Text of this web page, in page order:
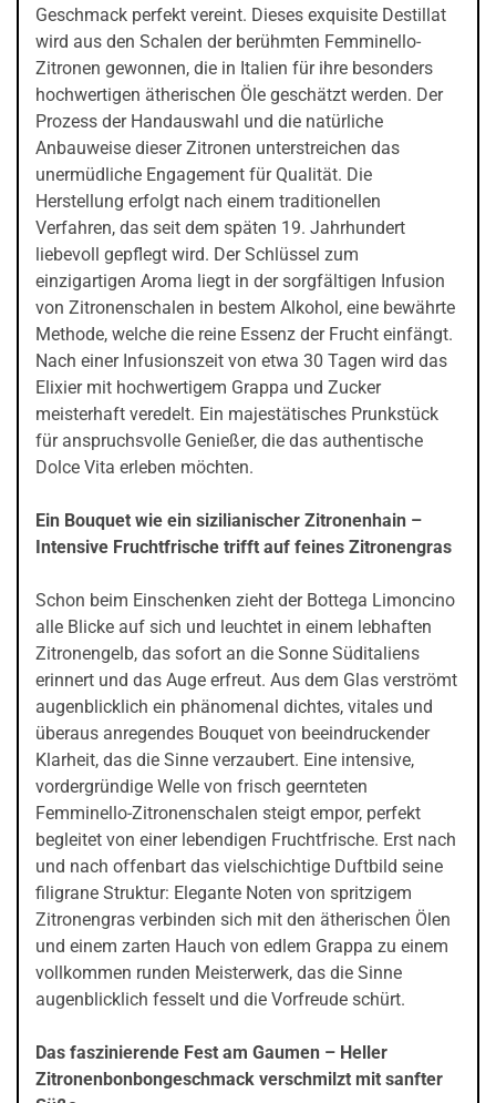
Geschmack perfekt vereint. Dieses exquisite Destillat
wird aus den Schalen der berühmten Femminello-
Zitronen gewonnen, die in Italien für ihre besonders
hochwertigen ätherischen Öle geschätzt werden. Der
Prozess der Handauswahl und die natürliche
Anbauweise dieser Zitronen unterstreichen das
unermüdliche Engagement für Qualität. Die
Herstellung erfolgt nach einem traditionellen
Verfahren, das seit dem späten 19. Jahrhundert
liebevoll gepflegt wird. Der Schlüssel zum
einzigartigen Aroma liegt in der sorgfältigen Infusion
von Zitronenschalen in bestem Alkohol, eine bewährte
Methode, welche die reine Essenz der Frucht einfängt.
Nach einer Infusionszeit von etwa 30 Tagen wird das
Elixier mit hochwertigem Grappa und Zucker
meisterhaft veredelt. Ein majestätisches Prunkstück
für anspruchsvolle Genießer, die das authentische
Dolce Vita erleben möchten.
Ein Bouquet wie ein sizilianischer Zitronenhain –
Intensive Fruchtfrische trifft auf feines Zitronengras
Schon beim Einschenken zieht der Bottega Limoncino
alle Blicke auf sich und leuchtet in einem lebhaften
Zitronengelb, das sofort an die Sonne Süditaliens
erinnert und das Auge erfreut. Aus dem Glas verströmt
augenblicklich ein phänomenal dichtes, vitales und
überaus anregendes Bouquet von beeindruckender
Klarheit, das die Sinne verzaubert. Eine intensive,
vordergründige Welle von frisch geernteten
Femminello-Zitronenschalen steigt empor, perfekt
begleitet von einer lebendigen Fruchtfrische. Erst nach
und nach offenbart das vielschichtige Duftbild seine
filigrane Struktur: Elegante Noten von spritzigem
Zitronengras verbinden sich mit den ätherischen Ölen
und einem zarten Hauch von edlem Grappa zu einem
vollkommen runden Meisterwerk, das die Sinne
augenblicklich fesselt und die Vorfreude schürt.
Das faszinierende Fest am Gaumen – Heller
Zitronenbonbongeschmack verschmilzt mit sanfter